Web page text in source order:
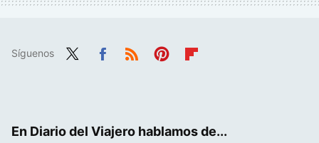
Síguenos
En Diario del Viajero hablamos de...